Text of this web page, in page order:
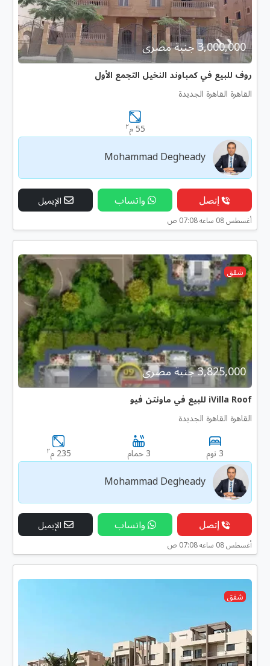
3,000,000 جنية مصرى
روف للبيع في كمباوند النخيل التجمع الأول
القاهرة القاهرة الجديدة
55 م ٢
Mohammad Degheady
إتصل واتساب الإيميل
أغسطس 08 ساعه 07:08 ص
شقق
3,825,000 جنية مصرى
iVilla Roof للبيع في ماونتن فيو
القاهرة القاهرة الجديدة
3 نوم 3 حمام 235 م ٢
Mohammad Degheady
إتصل واتساب الإيميل
أغسطس 08 ساعه 07:08 ص
شقق